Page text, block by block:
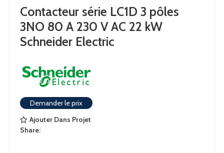
SÉRIE
GAMME
CONTACTS AUXILIAIRES
TYPE DE TERMINAISON
Contacteur série LC1D 3 pôles
3NO 80 A 230 V AC 22 kW
Schneider Electric
Demander le prix
Ajouter Dans Projet
Share: